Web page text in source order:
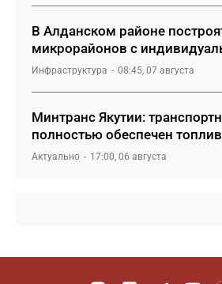
В Алданском районе
микрорайонов с
Инфраструктура 08:45, 07 августа
Минтранс Якутии:
полностью обеспечен
Актуально 17:00, 06 августа